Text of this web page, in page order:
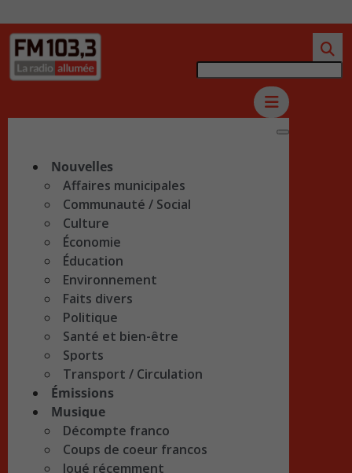
Nouvelles
Affaires municipales
Communauté / Social
Culture
Économie
Éducation
Environnement
Faits divers
Politique
Santé et bien-être
Sports
Transport / Circulation
Émissions
Musique
Décompte franco
Coups de coeur francos
Joué récemment